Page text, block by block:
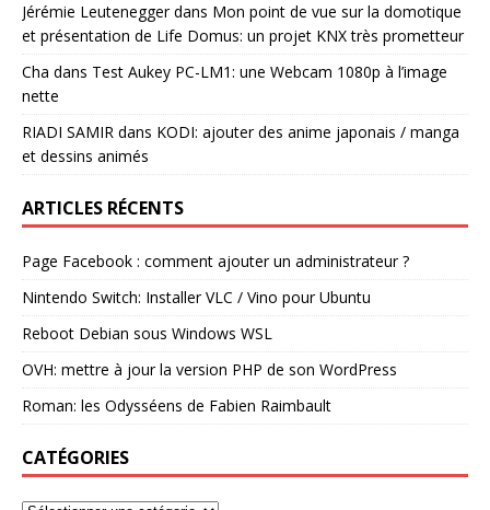
Jérémie Leuteneggerdans Mon point de vue sur la domotique
et présentation de Life Domus: un projet KNX très prometteur
Cha dans Test Aukey PC-LM1: une Webcam 1080p à l’image
nette
RIADI SAMIR dans KODI: ajouter des anime japonais / manga
et dessins animés
ARTICLES RÉCENTS
Page Facebook : comment ajouter un administrateur ?
Nintendo Switch: Installer VLC / Vino pour Ubuntu
Reboot Debian sous Windows WSL
OVH: mettre à jour la version PHP de son WordPress
Roman: les Odysséens de Fabien Raimbault
CATÉGORIES